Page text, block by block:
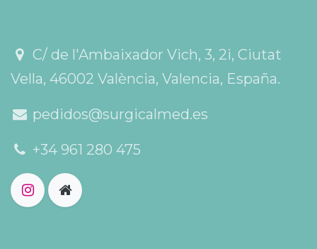
C/ de l'Ambaixador Vich, 3, 2i, Ciutat
Vella, 46002 València, Valencia, España.
pedidos@surgicalmed.es
+34 961 280 475